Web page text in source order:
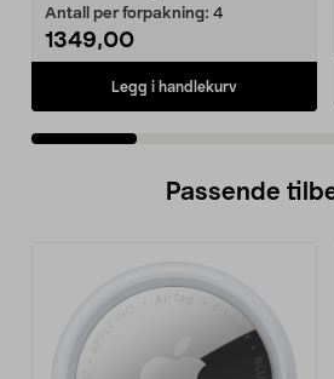
Antall per forpakning: 4
1349,00
Legg i handlekurv
Passende